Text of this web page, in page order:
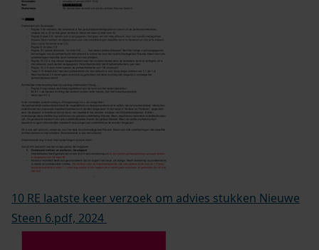
10 RE laatste keer verzoek om advies stukken Nieuwe
Steen 6.pdf, 2024